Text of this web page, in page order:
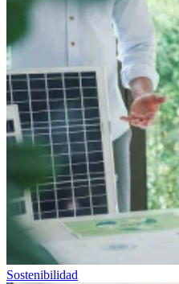
Sostenibilidad